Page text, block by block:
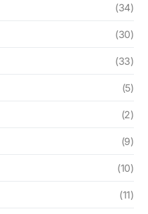
(34)
(30)
(33)
(5)
(2)
(9)
(10)
(11)